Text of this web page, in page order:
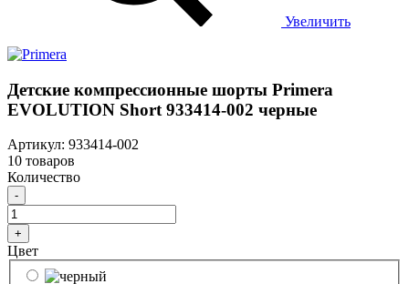
Увеличить
Детские компрессионные шорты Primera
EVOLUTION Short 933414-002 черные
Артикул: 933414-002
10 товаров
Количество
-
+
Цвет